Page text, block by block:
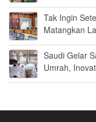
Tak Ingin
Matangkan
Saudi Gelar
Umrah,